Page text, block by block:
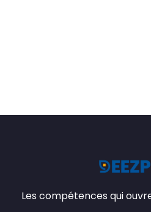
Les compétences qui